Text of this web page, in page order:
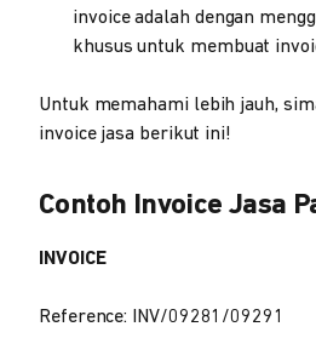
invoice adalah dengan
khusus untuk membuat
Untuk memahami lebih jauh,
invoice jasa berikut ini!
Contoh Invoice Jasa
INVOICE
Reference: INV/09281/09291